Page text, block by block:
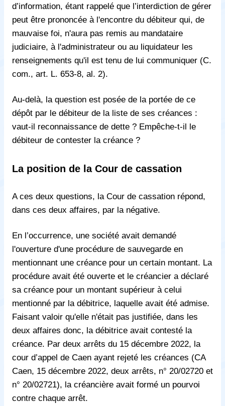
d’information, étant rappelé que l’interdiction de gérer
peut être prononcée à l'encontre du débiteur qui, de
mauvaise foi, n'aura pas remis au mandataire
judiciaire, à l'administrateur ou au liquidateur les
renseignements qu'il est tenu de lui communiquer (C.
com., art. L. 653-8, al. 2).
Au-delà, la question est posée de la portée de ce
dépôt par le débiteur de la liste de ses créances :
vaut-il reconnaissance de dette ? Empêche-t-il le
débiteur de contester la créance ?
La position de la Cour de cassation
A ces deux questions, la Cour de cassation répond,
dans ces deux affaires, par la négative.
En l’occurrence, une société avait demandé
l'ouverture d'une procédure de sauvegarde en
mentionnant une créance pour un certain montant. La
procédure avait été ouverte et le créancier a déclaré
sa créance pour un montant supérieur à celui
mentionné par la débitrice, laquelle avait été admise.
Faisant valoir qu'elle n'était pas justifiée, dans les
deux affaires donc, la débitrice avait contesté la
créance. Par deux arrêts du 15 décembre 2022, la
cour d’appel de Caen ayant rejeté les créances (CA
Caen, 15 décembre 2022, deux arrêts, n° 20/02720 et
n° 20/02721), la créancière avait formé un pourvoi
contre chaque arrêt.